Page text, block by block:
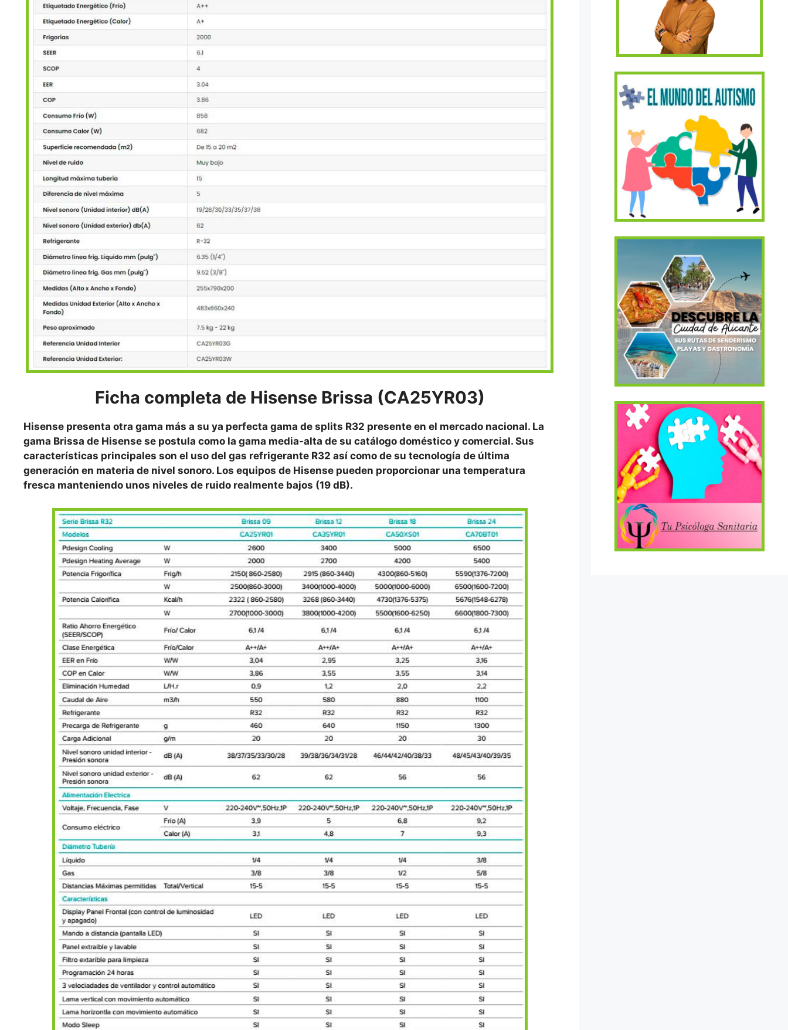
Ficha completa de Hisense Brissa (CA25YR03)
Hisense presenta otra gama más a su ya perfecta gama de splits R32 presente en el mercado nacional. La
gama Brissa de Hisense se postula como la gama media-alta de su catálogo doméstico y comercial. Sus
características principales son el uso del gas refrigerante R32 así como de su tecnología de última
generación en materia de nivel sonoro. Los equipos de Hisense pueden proporcionar una temperatura
fresca manteniendo unos niveles de ruido realmente bajos (19 dB).